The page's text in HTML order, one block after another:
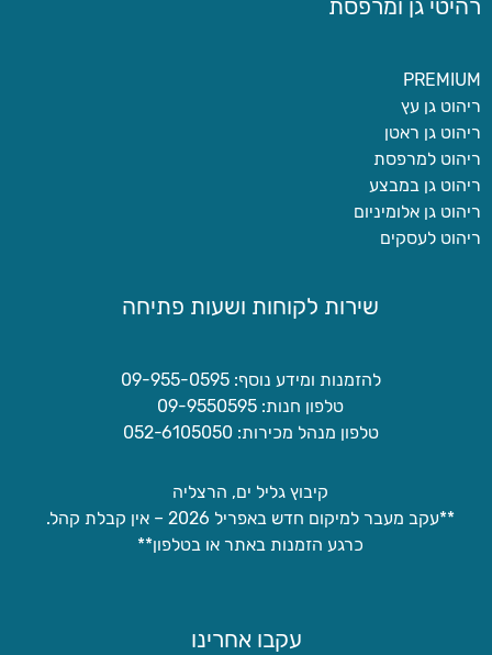
רהיטי גן ומרפסת
PREMIUM
ריהוט גן עץ
ריהוט גן ראטן
ריהוט למרפסת
ריהוט גן במבצע
ריהוט גן אלומיניום
ריהוט לעסקים
שירות לקוחות ושעות פתיחה
להזמנות ומידע נוסף: 09-955-0595
טלפון חנות: 09-9550595
טלפון מנהל מכירות: 052-6105050
קיבוץ גליל ים, הרצליה
**עקב מעבר למיקום חדש באפריל 2026 – אין קבלת קהל.
כרגע הזמנות באתר או בטלפון**
עקבו אחרינו